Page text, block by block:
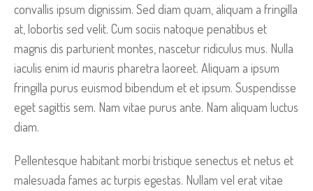
convallis ipsum dignissim. Sed diam quam, aliquam a fringilla
at, lobortis sed velit. Cum sociis natoque penatibus et
magnis dis parturient montes, nascetur ridiculus mus. Nulla
iaculis enim id mauris pharetra laoreet. Aliquam a ipsum
fringilla purus euismod bibendum et et ipsum. Suspendisse
eget sagittis sem. Nam vitae purus ante. Nam aliquam luctus
diam.
Pellentesque habitant morbi tristique senectus et netus et
malesuada fames ac turpis egestas. Nullam vel erat vitae